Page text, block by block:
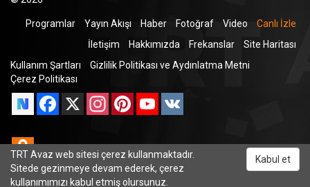
Programlar Yayın Akışı Haber Fotoğraf Video
Canlı İzle
İletişim
Hakkımızda Frekanslar
Site Haritası
Kullanım Şartları
Gizlilik Politikası ve Aydınlatma Metni
Çerez Politikası
Facebook
X InstagramPinterestYouTube
Odnoklassniki
TRT Avaz web sitesi çerez kullanmaktadır.
Sitede gezinmeye devam ederek, çerez
kullanımımızı kabul etmiş olursunuz.
Kabul et